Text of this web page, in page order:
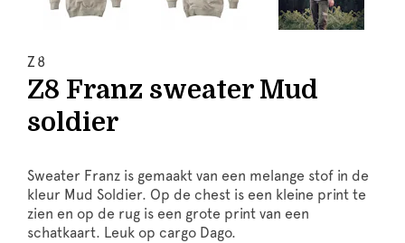
Z8
Z8 Franz sweater Mud
soldier
Sweater Franz is gemaakt van een melange stof in de
kleur Mud Soldier. Op de chest is een kleine print te
zien en op de rug is een grote print van een
schatkaart. Leuk op cargo Dago.